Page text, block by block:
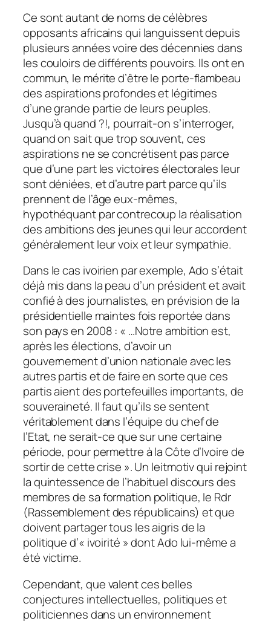
Ce sont autant de noms de célèbres
opposants africains qui languissent depuis
plusieurs années voire des décennies dans
les couloirs de différents pouvoirs. Ils ont en
commun, le mérite d’être le porte-flambeau
des aspirations profondes et légitimes
d’une grande partie de leurs peuples.
Jusqu’à quand ?!, pourrait-on s’interroger,
quand on sait que trop souvent, ces
aspirations ne se concrétisent pas parce
que d’une part les victoires électorales leur
sont déniées, et d’autre part parce qu’ils
prennent de l’âge eux-mêmes,
hypothéquant par contrecoup la réalisation
des ambitions des jeunes qui leur accordent
généralement leur voix et leur sympathie.
Dans le cas ivoirien par exemple, Ado s’était
déjà mis dans la peau d’un président et avait
confié à des journalistes, en prévision de la
présidentielle maintes fois reportée dans
son pays en 2008 : « …Notre ambition est,
après les élections, d’avoir un
gouvernement d’union nationale avec les
autres partis et de faire en sorte que ces
partis aient des portefeuilles importants, de
souveraineté. Il faut qu’ils se sentent
véritablement dans l’équipe du chef de
l’Etat, ne serait-ce que sur une certaine
période, pour permettre à la Côte d’Ivoire de
sortir de cette crise ». Un leitmotiv qui rejoint
la quintessence de l’habituel discours des
membres de sa formation politique, le Rdr
(Rassemblement des républicains) et que
doivent partager tous les aigris de la
politique d’« ivoirité » dont Ado lui-même a
été victime.
Cependant, que valent ces belles
conjectures intellectuelles, politiques et
politiciennes dans un environnement